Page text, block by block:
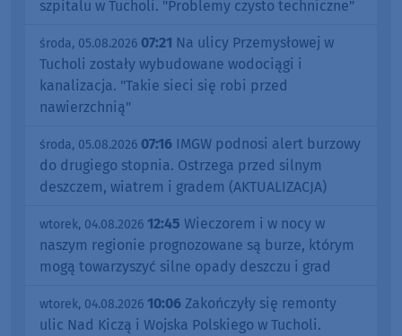
szpitalu w Tucholi. "Problemy czysto techniczne"
środa, 05.08.2026 07:21 Na ulicy Przemysłowej w
Tucholi zostały wybudowane wodociągi i
kanalizacja. "Takie sieci się robi przed
nawierzchnią"
środa, 05.08.2026 07:16 IMGW podnosi alert burzowy
do drugiego stopnia. Ostrzega przed silnym
deszczem, wiatrem i gradem (AKTUALIZACJA)
wtorek, 04.08.2026 12:45 Wieczorem i w nocy w
naszym regionie prognozowane są burze, którym
mogą towarzyszyć silne opady deszczu i grad
wtorek, 04.08.2026 10:06 Zakończyły się remonty
ulic Nad Kiczą i Wojska Polskiego w Tucholi.